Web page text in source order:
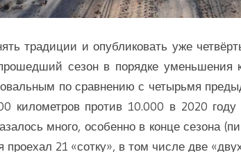
традиции и опубликовать уже
сезон в порядке уменьшения
по сравнению с четырьмя
километров против 10.000 в 2020
много, особенно в конце сезона
проехал 21 «сотку», в том числе две